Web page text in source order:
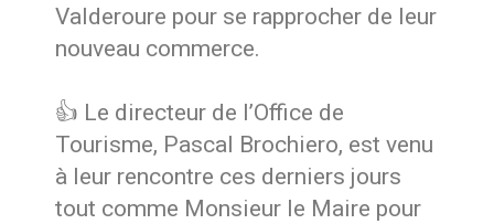
Valderoure pour se rapprocher de leur
nouveau commerce.
👍 Le directeur de l’Office de
Tourisme, Pascal Brochiero, est venu
à leur rencontre ces derniers jours
tout comme Monsieur le Maire pour